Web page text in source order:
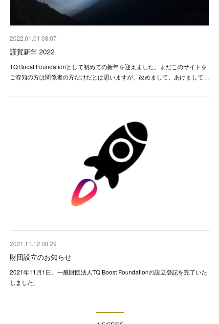
2022.01.01 08:07
謹賀新年 2022
TQ Boost Foundationとして初めての新年を迎えました。まだこのサイトを
ご存知の方は関係者の方だけだとは思いますが、改めまして、あけまして…
2021.11.12 08:29
財団設立のお知らせ
2021年11月1日、一般財団法人TQ Boost Foundationの設立登記を完了いた
しました。